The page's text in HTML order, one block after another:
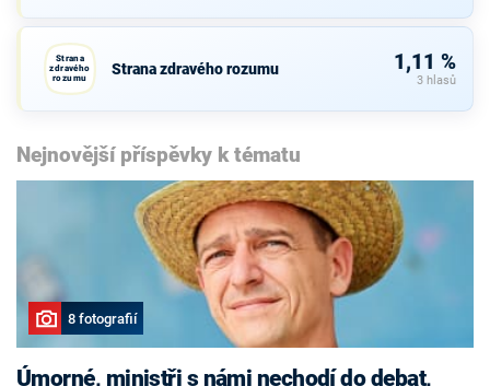
Strana
zdravého
rozumu
Strana zdravého rozumu 1,11 %
3 hlasů
Nejnovější příspěvky k tématu
8 fotografií
Úmorné, ministři s námi nechodí do debat,